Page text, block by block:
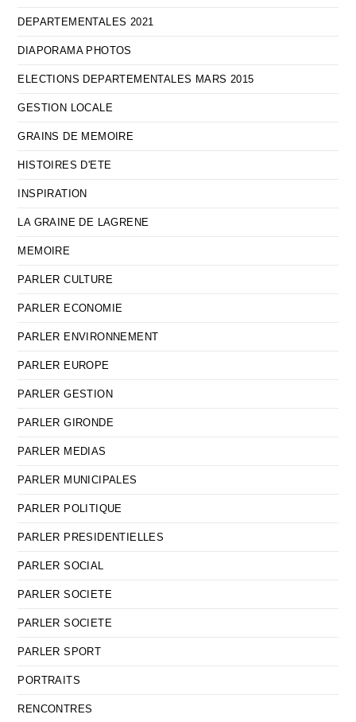
DEPARTEMENTALES 2021
DIAPORAMA PHOTOS
ELECTIONS DEPARTEMENTALES MARS 2015
GESTION LOCALE
GRAINS DE MEMOIRE
HISTOIRES D'ETE
INSPIRATION
LA GRAINE DE LAGRENE
MEMOIRE
PARLER CULTURE
PARLER ECONOMIE
PARLER ENVIRONNEMENT
PARLER EUROPE
PARLER GESTION
PARLER GIRONDE
PARLER MEDIAS
PARLER MUNICIPALES
PARLER POLITIQUE
PARLER PRESIDENTIELLES
PARLER SOCIAL
PARLER SOCIETE
PARLER SOCIETE
PARLER SPORT
PORTRAITS
RENCONTRES